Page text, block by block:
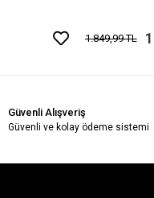
1.849,99 TL
Güvenli Alışveriş
Güvenli ve kolay ödeme sistemi